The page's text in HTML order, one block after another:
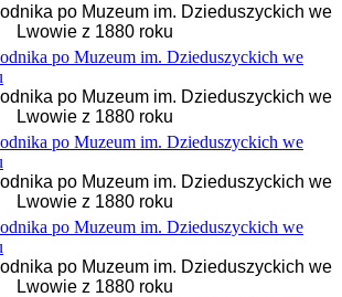
po Muzeum im. Dzieduszyckich we
Lwowie z 1880 roku
po Muzeum im. Dzieduszyckich we
Lwowie z 1880 roku
po Muzeum im. Dzieduszyckich we
Lwowie z 1880 roku
po Muzeum im. Dzieduszyckich we
Lwowie z 1880 roku